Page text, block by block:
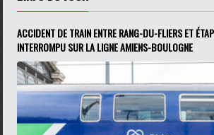
ACCIDENT DE TRAIN ENTRE RANG-DU-FLIERS ET
INTERROMPU SUR LA LIGNE AMIENS-BOULOGNE